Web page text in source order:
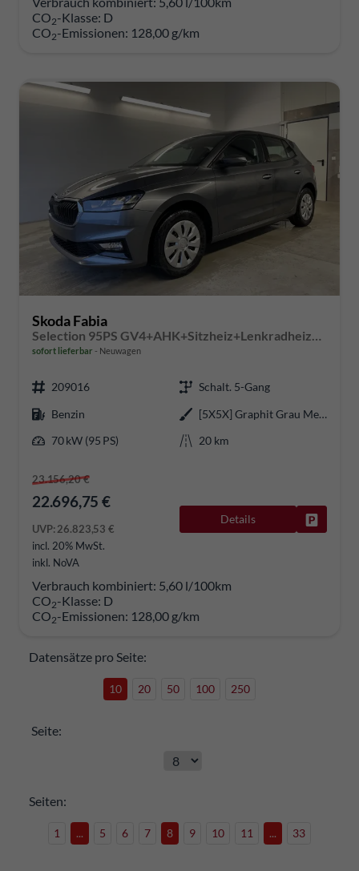
CO2-Klasse: D
CO2-Emissionen: 128,00 g/km
Skoda Fabia
sofort lieferbar Neuwagen
209016
Schalt. 5-Gang
Benzin
[5X5X] Graphit Grau Metallic
70 kW (95 PS)
20 km
23.156,20 €
22.696,75 €
UVP:26.823,53 €
incl. 20% MwSt.
inkl. NoVA
Details
Verbrauch kombiniert: 5,60 l/100km
CO2-Klasse: D
CO2-Emissionen: 128,00 g/km
Datensätze pro Seite:
10 20 50 100 250
Seite:
Seiten:
1 ... 5 6 7 8 9 10 11 ... 33